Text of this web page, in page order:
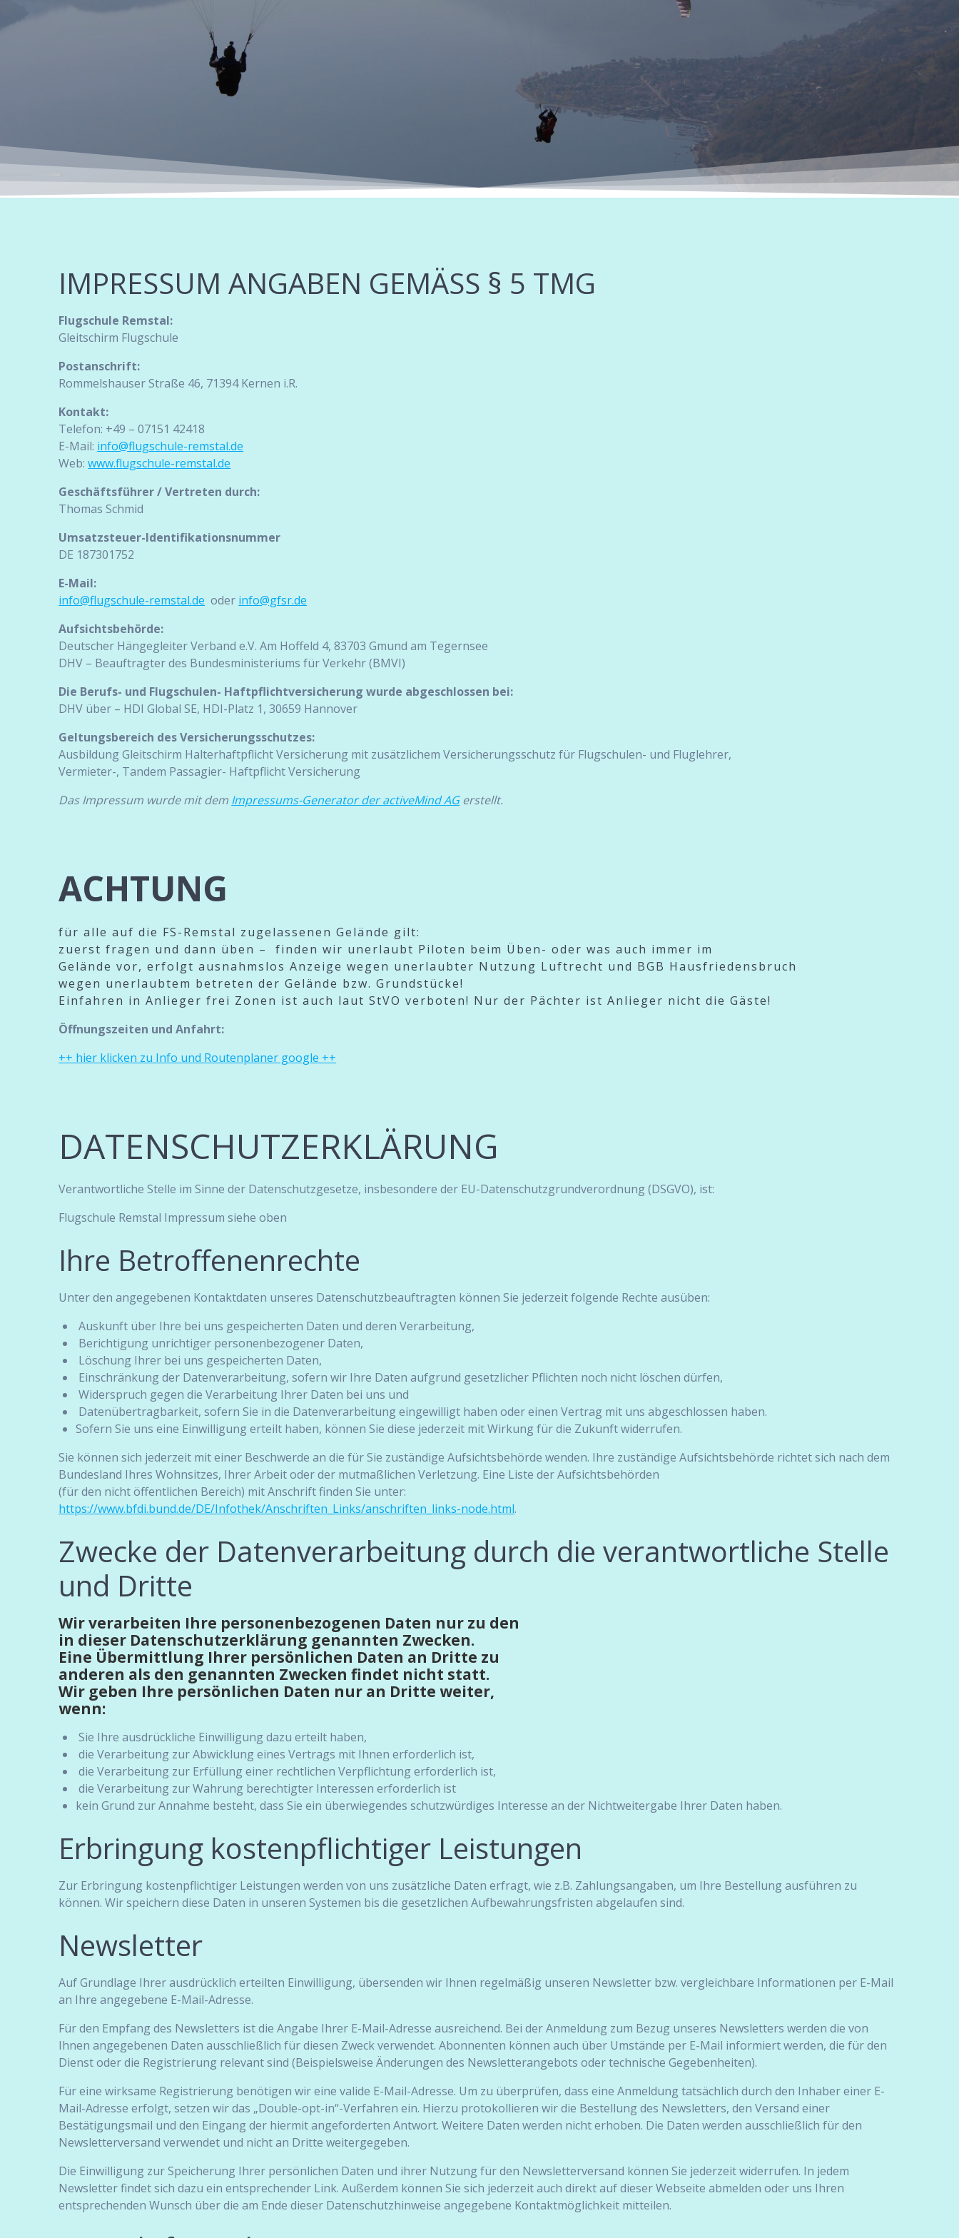
IMPRESSUM ANGABEN GEMÄSS § 5 TMG
Flugschule Remstal:
Gleitschirm Flugschule
Postanschrift:
Rommelshauser Straße 46, 71394 Kernen i.R.
Kontakt:
Telefon: +49 – 07151 42418
E-Mail: info@flugschule-remstal.de
Web:www.flugschule-remstal.de
Geschäftsführer/ Vertreten durch:
Thomas Schmid
Umsatzsteuer-Identifikationsnummer
DE 187301752
E-Mail:
info@flugschule-remstal.de oder info@gfsr.de
Aufsichtsbehörde:
Deutscher Hängegleiter Verband e.V. Am Hoffeld 4, 83703 Gmund am Tegernsee
DHV – Beauftragter des Bundesministeriums für Verkehr (BMVI)
Die Berufs- und Flugschulen- Haftpflichtversicherung wurde abgeschlossen bei:
DHV über – HDI Global SE, HDI-Platz 1, 30659 Hannover
Geltungsbereich des Versicherungsschutzes:
Ausbildung Gleitschirm Halterhaftpflicht Versicherung mit zusätzlichem Versicherungsschutz für Flugschulen- und Fluglehrer,
Vermieter-, Tandem Passagier- Haftpflicht Versicherung
Das Impressum wurde mit dem Impressums-Generator der activeMind AGerstellt.
ACHTUNG
für alle auf die FS-Remstal zugelassenen Gelände gilt:
zuerst fragen und dann üben – finden wir unerlaubt Piloten beim Üben- oder was auch immer im
Gelände vor, erfolgt ausnahmslos Anzeige wegen unerlaubter Nutzung Luftrecht und BGB Hausfriedensbruch
wegen unerlaubtem betreten der Gelände bzw. Grundstücke!
Einfahren in Anlieger frei Zonen ist auch laut StVO verboten! Nur der Pächter ist Anlieger nicht die Gäste!
Öffnungszeiten und Anfahrt:
++ hier klicken zu Info und Routenplaner google ++
DATENSCHUTZERKLÄRUNG
Verantwortliche Stelle im Sinne der Datenschutzgesetze, insbesondere der EU-Datenschutzgrundverordnung (DSGVO), ist:
Flugschule Remstal Impressum siehe oben
Ihre Betroffenenrechte
Unter den angegebenen Kontaktdaten unseres Datenschutzbeauftragten können Sie jederzeit folgende Rechte ausüben:
Auskunft über Ihre bei uns gespeicherten Daten und deren Verarbeitung,
Berichtigung unrichtiger personenbezogener Daten,
Löschung Ihrer bei uns gespeicherten Daten,
Einschränkung der Datenverarbeitung, sofern wir Ihre Daten aufgrund gesetzlicher Pflichten noch nicht löschen dürfen,
Widerspruch gegen die Verarbeitung Ihrer Daten bei uns und
Datenübertragbarkeit, sofern Sie in die Datenverarbeitung eingewilligt haben oder einen Vertrag mit uns abgeschlossen haben.
Sofern Sie uns eine Einwilligung erteilt haben, können Sie diese jederzeit mit Wirkung für die Zukunft widerrufen.
Sie können sich jederzeit mit einer Beschwerde an die für Sie zuständige Aufsichtsbehörde wenden. Ihre zuständige Aufsichtsbehörde richtet sich nach dem
Bundesland Ihres Wohnsitzes, Ihrer Arbeit oder der mutmaßlichen Verletzung. Eine Liste der Aufsichtsbehörden
(für den nicht öffentlichen Bereich) mit Anschrift finden Sie unter:
https://www.bfdi.bund.de/DE/Infothek/Anschriften_Links/anschriften_links-node.html.
Zwecke der Datenverarbeitung durch die verantwortliche Stelle
und Dritte
Wir verarbeiten Ihre personenbezogenen Daten nur zu den
in dieser Datenschutzerklärung genannten Zwecken.
Eine Übermittlung Ihrer persönlichen Daten an Dritte zu
anderen als den genannten Zwecken findet nicht statt.
Wir geben Ihre persönlichen Daten nur an Dritte weiter,
wenn:
Sie Ihre ausdrückliche Einwilligung dazu erteilt haben,
die Verarbeitung zur Abwicklung eines Vertrags mit Ihnen erforderlich ist,
die Verarbeitung zur Erfüllung einer rechtlichen Verpflichtung erforderlich ist,
die Verarbeitung zur Wahrung berechtigter Interessen erforderlich ist
kein Grund zur Annahme besteht, dass Sie ein überwiegendes schutzwürdiges Interesse an der Nichtweitergabe Ihrer Daten haben.
Erbringung kostenpflichtiger Leistungen
Zur Erbringung kostenpflichtiger Leistungen werden von uns zusätzliche Daten erfragt, wie z.B. Zahlungsangaben, um Ihre Bestellung ausführen zu
können. Wir speichern diese Daten in unseren Systemen bis die gesetzlichen Aufbewahrungsfristen abgelaufen sind.
Newsletter
Auf Grundlage Ihrer ausdrücklich erteilten Einwilligung, übersenden wir Ihnen regelmäßig unseren Newsletter bzw. vergleichbare Informationen per E-Mail
an Ihre angegebene E-Mail-Adresse.
Für den Empfang des Newsletters ist die Angabe Ihrer E-Mail-Adresse ausreichend. Bei der Anmeldung zum Bezug unseres Newsletters werden die von
Ihnen angegebenen Daten ausschließlich für diesen Zweck verwendet. Abonnenten können auch über Umstände per E-Mail informiert werden, die für den
Dienst oder die Registrierung relevant sind (Beispielsweise Änderungen des Newsletterangebots oder technische Gegebenheiten).
Für eine wirksame Registrierung benötigen wir eine valide E-Mail-Adresse. Um zu überprüfen, dass eine Anmeldung tatsächlich durch den Inhaber einer E-
Mail-Adresse erfolgt, setzen wir das „Double-opt-in“-Verfahren ein. Hierzu protokollieren wir die Bestellung des Newsletters, den Versand einer
Bestätigungsmail und den Eingang der hiermit angeforderten Antwort. Weitere Daten werden nicht erhoben. Die Daten werden ausschließlich für den
Newsletterversand verwendet und nicht an Dritte weitergegeben.
Die Einwilligung zur Speicherung Ihrer persönlichen Daten und ihrer Nutzung für den Newsletterversand können Sie jederzeit widerrufen. In jedem
Newsletter findet sich dazu ein entsprechender Link. Außerdem können Sie sich jederzeit auch direkt auf dieser Webseite abmelden oder uns Ihren
entsprechenden Wunsch über die am Ende dieser Datenschutzhinweise angegebene Kontaktmöglichkeit mitteilen.